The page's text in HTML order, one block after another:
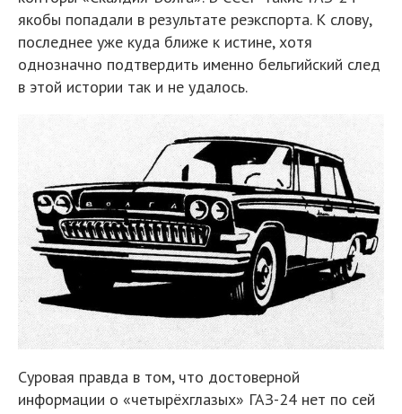
якобы попадали в результате реэкспорта. К слову,
последнее уже куда ближе к истине, хотя
однозначно подтвердить именно бельгийский след
в этой истории так и не удалось.
Суровая правда в том, что достоверной
информации о «четырёхглазых» ГАЗ-24 нет по сей